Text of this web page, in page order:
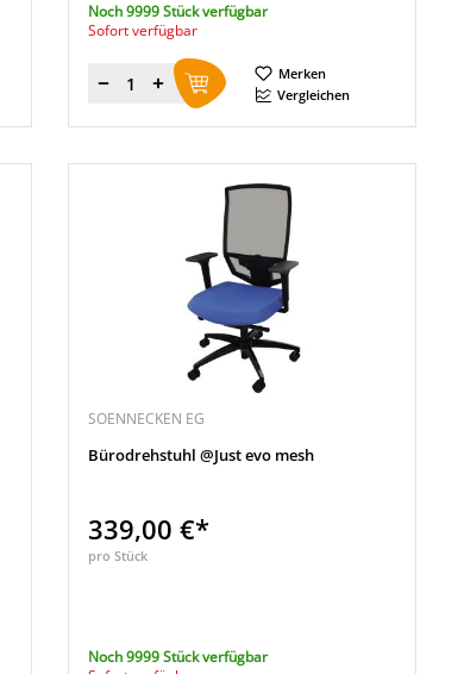
Noch 9999 Stück verfügbar
Sofort verfügbar
Menge
Merken
Vergleichen
SOENNECKEN EG
Bürodrehstuhl @Just evo mesh
339,00 €*
pro Stück
Noch 9999 Stück verfügbar